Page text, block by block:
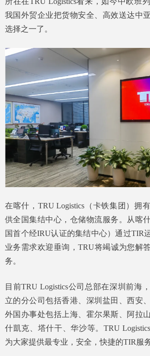
我国外贸企业把货物安全、高效送达中
选择之一了。
在喀什，TRU Logistics（卡铁集团）拥
供全国集结中心，仓储物流服务。从喀
国首个经IRU认证的集结中心）通过TIR
业务需求欢迎垂询，TRU将竭诚为您解
务。
目前TRU Logistics公司总部在深圳前海
立的分公司包括香港、深圳盐田、西安
外国办事处包括上海、霍尔果斯、阿拉
什凱克、塔什干、华沙等。TRU
为大家提供最专业，安全，快捷的TIR服务